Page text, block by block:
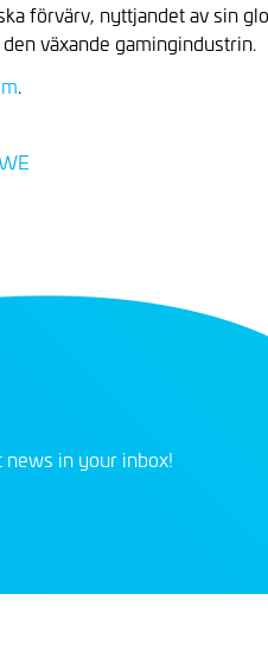
förvärv, nyttjandet av sin
växande gamingindustrin.
.
news in your inbox!